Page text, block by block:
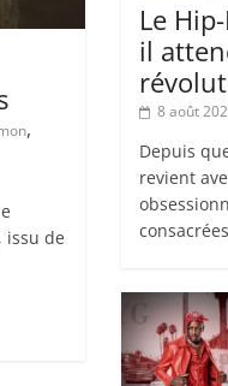
,
issu de
Le
il
8 août
Depuis
revient